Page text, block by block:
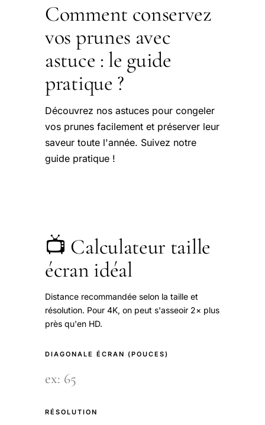
Comment conservez
vos prunes avec
astuce : le guide
pratique ?
Découvrez nos astuces pour congeler
vos prunes facilement et préserver leur
saveur toute l'année. Suivez notre
guide pratique !
📺 Calculateur taille
écran idéal
Distance recommandée selon la taille et
résolution. Pour 4K, on peut s'asseoir 2× plus
près qu'en HD.
DIAGONALE ÉCRAN (POUCES)
RÉSOLUTION